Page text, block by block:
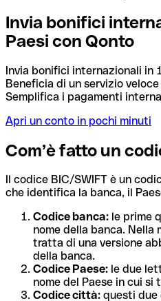
Invia bonifici
Paesi con Qonto
Invia bonifici internazionali in
Beneficia di un servizio
Semplifica i pagamenti
Apri un conto in pochi minuti
Com’è fatto un
Il codice BIC/SWIFT è un
che identifica la banca, il
Codice banca: le prime
nome della banca. Nella
tratta di una versione
della banca.
Codice Paese: le due
nome del Paese in cui si
Codice città: questi due